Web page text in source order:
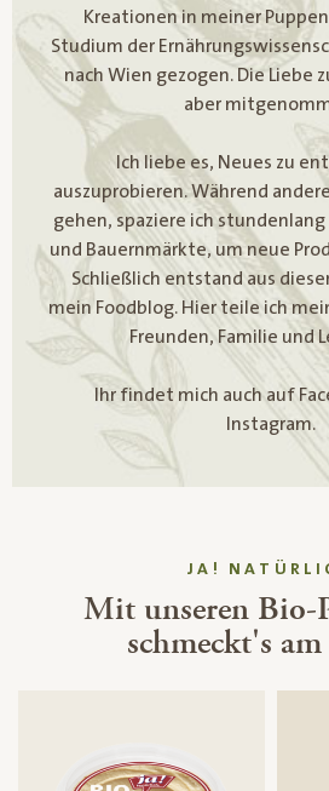
Kreationen in meiner
Studium der
nach Wien gezogen. Die Liebe
aber
Ich liebe es, Neues zu
auszuprobieren. Während
gehen, spaziere ich
und Bauernmärkte, um neue
Schließlich entstand aus
mein Foodblog. Hier teile ich
Freunden, Familie und
Ihr findet mich auch auf
Instagram.
JA!
Mit unseren Bio-
schmeckt's